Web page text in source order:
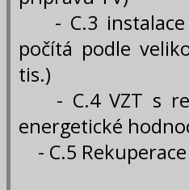
- C.3 instalace
počítá podle
tis.)
- C.4 VZT s
energetické
- C.5